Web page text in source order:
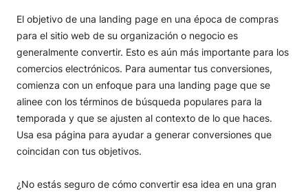
El objetivo de una landing page en una época de compras
para el sitio web de su organización o negocio es
generalmente convertir. Esto es aún más importante para los
comercios electrónicos. Para aumentar tus conversiones,
comienza con un enfoque para una landing page que se
alinee con los términos de búsqueda populares para la
temporada y que se ajusten al contexto de lo que haces.
Usa esa página para ayudar a generar conversiones que
coincidan con tus objetivos.
¿No estás seguro de cómo convertir esa idea en una gran